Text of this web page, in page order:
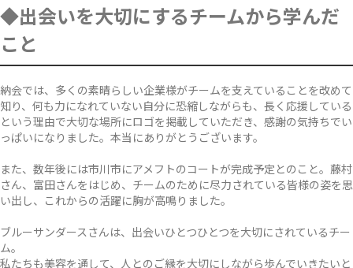
◆出会いを大切にするチームから学んだ
こと
納会では、多くの素晴らしい企業様がチームを支えていることを改めて
知り、何も力になれていない自分に恐縮しながらも、長く応援している
という理由で大切な場所にロゴを掲載していただき、感謝の気持ちでい
っぱいになりました。本当にありがとうございます。
また、数年後には市川市にアメフトのコートが完成予定とのこと。藤村
さん、富田さんをはじめ、チームのために尽力されている皆様の姿を思
い出し、これからの活躍に胸が高鳴りました。
ブルーサンダースさんは、出会いひとつひとつを大切にされているチー
ム。
私たちも美容を通して、人とのご縁を大切にしながら歩んでいきたいと